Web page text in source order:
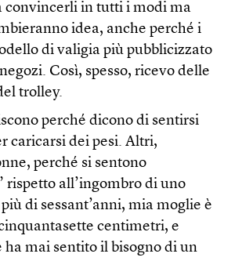
convincerli in tutti i modi ma
idea, anche perché i
di valigia più pubblicizzato
Così, spesso, ricevo delle
trolley.
perché dicono di sentirsi
caricarsi dei pesi. Altri,
perché si sentono
rispetto all’ingombro di uno
di sessant’anni, mia moglie è
centimetri, e
ha mai sentito il bisogno di un